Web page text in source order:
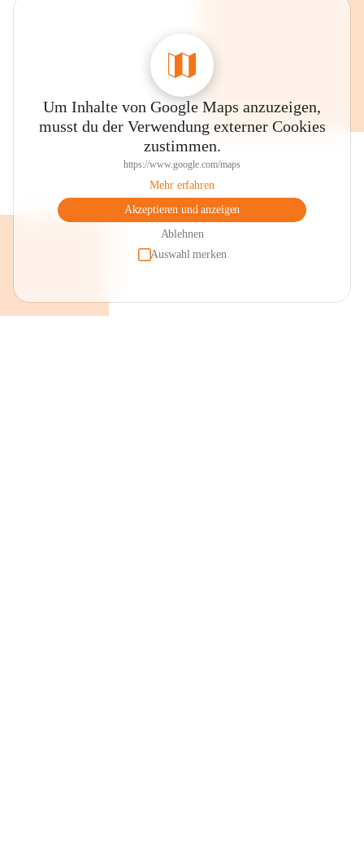
Um Inhalte von Google Maps anzuzeigen,
musst du der Verwendung externer Cookies
zustimmen.
https://www.google.com/maps
Mehr erfahren
Akzeptieren und anzeigen
Ablehnen
Auswahl merken